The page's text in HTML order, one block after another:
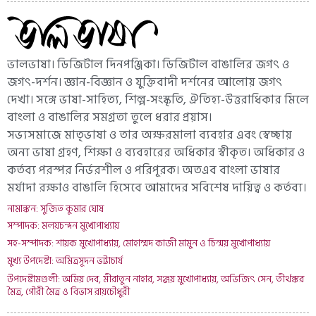
ভালভাষা। ডিজিটাল দিনপঞ্জিকা। ডিজিটাল বাঙালির জগৎ ও
জগৎ-দর্শন। জ্ঞান-বিজ্ঞান ও যুক্তিবাদী দর্শনের আলোয় জগৎ
দেখা। সঙ্গে ভাষা-সাহিত্য, শিল্প-সংস্কৃতি, ঐতিহ্য-উত্তরাধিকার মিলে
বাংলা ও বাঙালির সমগ্রতা তুলে ধরার প্রয়াস।
সভ্যসমাজে মাতৃভাষা ও তার অক্ষরমালা ব্যবহার এবং স্বেচ্ছায়
অন্য ভাষা গ্রহণ, শিক্ষা ও ব্যবহারের অধিকার স্বীকৃত। অধিকার ও
কর্তব্য পরস্পর নির্ভরশীল ও পরিপূরক। অতএব বাংলা ভাষার
মর্যাদা রক্ষাও বাঙালি হিসেবে আমাদের সবিশেষ দায়িত্ব ও কর্তব্য।
নামাঙ্কন: সুজিত কুমার ঘোষ
সম্পাদক: মলয়চন্দন মুখোপাধ্যায়
সহ-সম্পাদক: শায়ক মুখোপাধ্যায়, মোহাম্মদ কাজী মামুন ও চিন্ময় মুখোপাধ্যায়
মুখ্য উপদেষ্টা: অমিত্রসূদন ভট্টাচার্য
উপদেষ্টামণ্ডলী: অমিয় দেব, মীরাতুন নাহার, সঞ্জয় মুখোপাধ্যায়, অভিজিৎ সেন, তীর্থঙ্কর
মৈত্র, গৌরী মৈত্র ও বিভাস রায়চৌধুরী